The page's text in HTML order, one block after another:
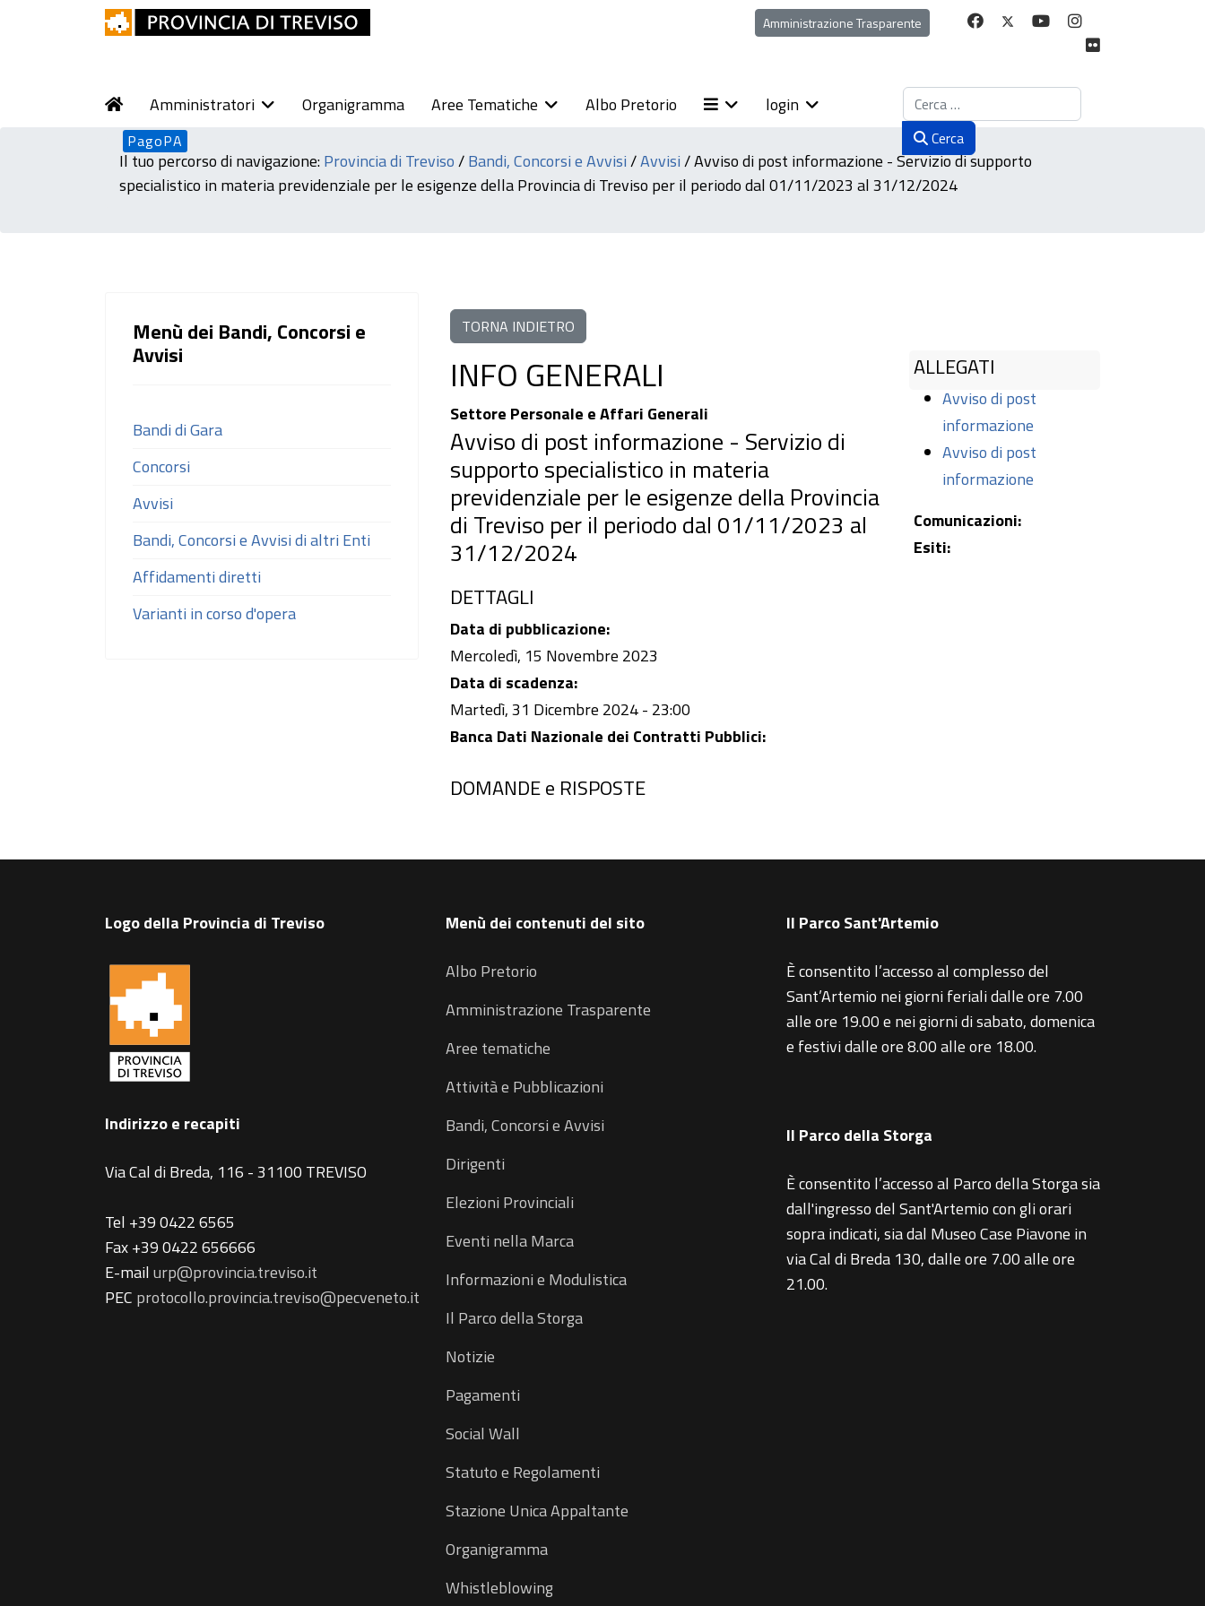
Amministrazione Trasparente
Amministratori Organigramma Aree Tematiche Albo Pretorio login
PagoPA
Cerca
Cerca
Il tuo percorso di navigazione:Provincia di Treviso/Bandi, Concorsi e Avvisi/Avvisi/Avviso di post informazione - Servizio di supporto
specialistico in materia previdenziale per le esigenze della Provincia di Treviso per il periodo dal 01/11/2023 al 31/12/2024
Menù dei Bandi, Concorsi e
Avvisi
Bandi di Gara
Concorsi
Avvisi
Bandi, Concorsi e Avvisi di altri Enti
Affidamenti diretti
Varianti in corso d'opera
TORNA INDIETRO
ALLEGATI
Avviso di post
informazione
Avviso di post
informazione
Comunicazioni:
Esiti:
INFO GENERALI
Settore Personale e Affari Generali
Avviso di post informazione - Servizio di
supporto specialistico in materia
previdenziale per le esigenze della Provincia
di Treviso per il periodo dal 01/11/2023 al
31/12/2024
DETTAGLI
Data di pubblicazione:
Mercoledì, 15 Novembre 2023
Data di scadenza:
Martedì, 31 Dicembre 2024 - 23:00
Banca Dati Nazionale dei Contratti Pubblici:
DOMANDE e RISPOSTE
Logo della Provincia di Treviso
Indirizzo e recapiti
Via Cal di Breda, 116 - 31100 TREVISO
Tel +39 0422 6565
Fax +39 0422 656666
E-mailurp@provincia.treviso.it
PEC protocollo.provincia.treviso@pecveneto.it
Menù dei contenuti del sito
Albo Pretorio
Amministrazione Trasparente
Aree tematiche
Attività e Pubblicazioni
Bandi, Concorsi e Avvisi
Dirigenti
Elezioni Provinciali
Eventi nella Marca
Informazioni e Modulistica
Il Parco della Storga
Notizie
Pagamenti
Social Wall
Statuto e Regolamenti
Stazione Unica Appaltante
Organigramma
Whistleblowing
Il Parco Sant'Artemio
È consentito l’accesso al complesso del
Sant’Artemio nei giorni feriali dalle ore 7.00
alle ore 19.00 e nei giorni di sabato, domenica
e festivi dalle ore 8.00 alle ore 18.00.
Il Parco della Storga
È consentito l’accesso al Parco della Storga sia
dall'ingresso del Sant'Artemio con gli orari
sopra indicati, sia dal Museo Case Piavone in
via Cal di Breda 130, dalle ore 7.00 alle ore
21.00.